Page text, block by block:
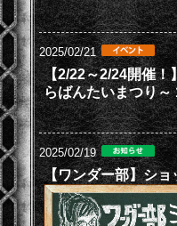
2025/02/21
【2/22～2/24開催！
らばんたいまつり
2025/02/19
【ワンダー部】ショ